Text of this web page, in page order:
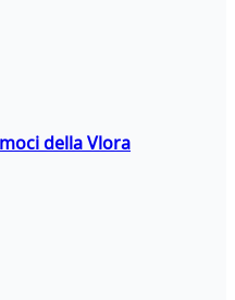
della Vlora